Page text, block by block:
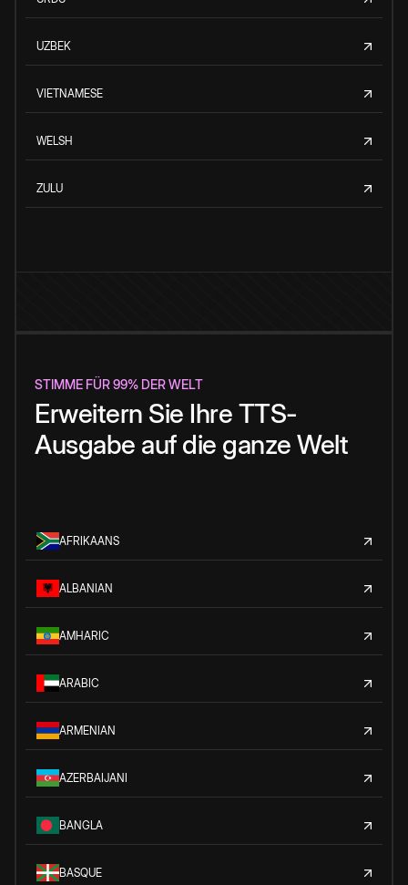
UZBEK
VIETNAMESE
WELSH
ZULU
STIMME FÜR 99% DER WELT
Erweitern Sie Ihre TTS-
Ausgabe auf die ganze Welt
AFRIKAANS
ALBANIAN
AMHARIC
ARABIC
ARMENIAN
AZERBAIJANI
BANGLA
BASQUE